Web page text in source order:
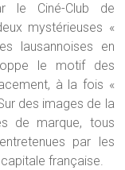
le Ciné-Club de
mystérieuses «
lausannoises en
le motif des
à la fois «
des images de la
de marque, tous
par les
française.